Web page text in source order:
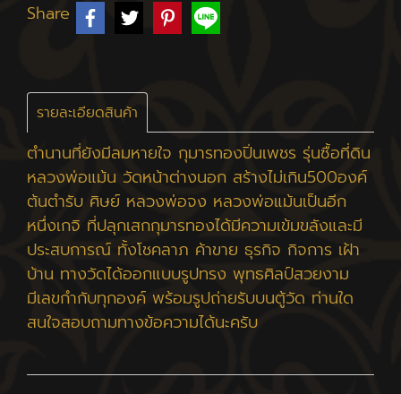
Share
รายละเอียดสินค้า
ตำนานที่ยังมีลมหายใจ กุมารทองปิ่นเพชร รุ่นซื้อที่ดิน
หลวงพ่อแม้น วัดหน้าต่างนอก สร้างไม่เกิน500องค์
ต้นตำรับ ศิษย์ หลวงพ่อจง หลวงพ่อแม้นเป็นอีก
หนึ่งเกจิ ที่ปลุกเสกกุมารทองได้มีความเข้มขลังและมี
ประสบการณ์ ทั้งโชคลาภ ค้าขาย ธุรกิจ กิจการ เฝ้า
บ้าน ทางวัดได้ออกแบบรูปทรง พุทธศิลป์สวยงาม
มีเลขกำกับทุกองค์ พร้อมรูปถ่ายรับบนตู้วัด ท่านใด
สนใจสอบถามทางข้อความได้นะครับ